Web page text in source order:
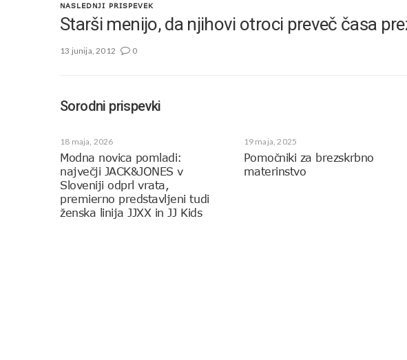
NASLEDNJI PRISPEVEK
Starši menijo, da njihovi otroci preveč časa
13 junija, 2012 0
Sorodni prispevki
18 maja, 2026
Modna novica pomladi:
največji JACK&JONES v
Sloveniji odprl vrata,
premierno predstavljeni tudi
ženska linija JJXX in JJ Kids
19 maja, 2025
Pomočniki za brezskrbno
materinstvo